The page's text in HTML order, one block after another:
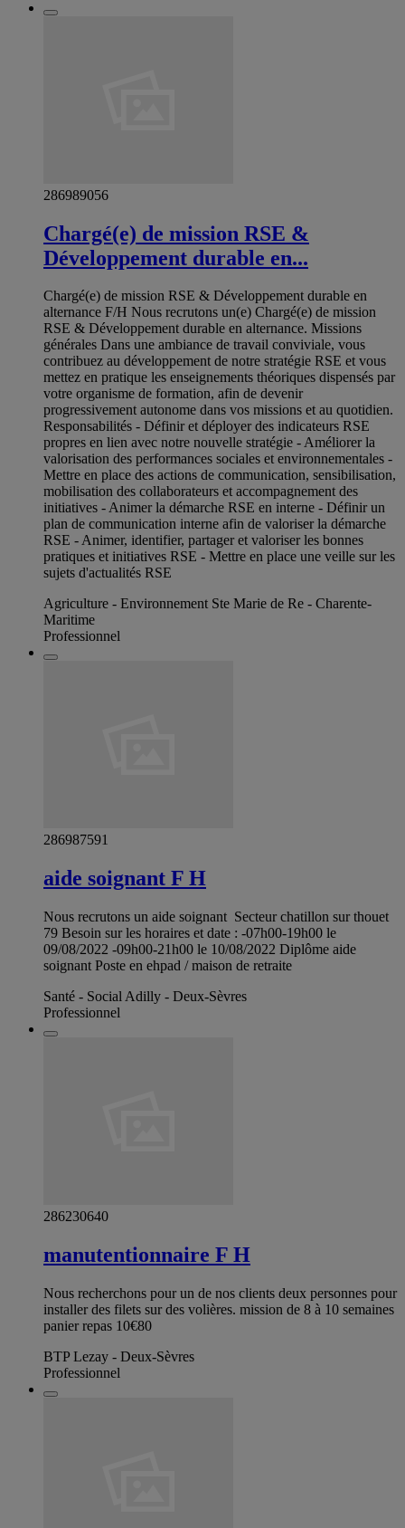
286989056
Chargé(e) de mission RSE &
Développement durable en...
Chargé(e) de mission RSE & Développement durable en
alternance F/H Nous recrutons un(e) Chargé(e) de mission
RSE & Développement durable en alternance. Missions
générales Dans une ambiance de travail conviviale, vous
contribuez au développement de notre stratégie RSE et vous
mettez en pratique les enseignements théoriques dispensés par
votre organisme de formation, afin de devenir
progressivement autonome dans vos missions et au quotidien.
Responsabilités - Définir et déployer des indicateurs RSE
propres en lien avec notre nouvelle stratégie - Améliorer la
valorisation des performances sociales et environnementales -
Mettre en place des actions de communication, sensibilisation,
mobilisation des collaborateurs et accompagnement des
initiatives - Animer la démarche RSE en interne - Définir un
plan de communication interne afin de valoriser la démarche
RSE - Animer, identifier, partager et valoriser les bonnes
pratiques et initiatives RSE - Mettre en place une veille sur les
sujets d'actualités RSE
Agriculture - Environnement Ste Marie de Re - Charente-
Maritime
Professionnel
286987591
aide soignant F H
Nous recrutons un aide soignant ‍‍ Secteur chatillon sur thouet
79 Besoin sur les horaires et date : -07h00-19h00 le
09/08/2022 -09h00-21h00 le 10/08/2022 Diplôme aide
soignant Poste en ehpad / maison de retraite
Santé - Social Adilly - Deux-Sèvres
Professionnel
286230640
manutentionnaire F H
Nous recherchons pour un de nos clients deux personnes pour
installer des filets sur des volières. mission de 8 à 10 semaines
panier repas 10€80
BTP Lezay - Deux-Sèvres
Professionnel